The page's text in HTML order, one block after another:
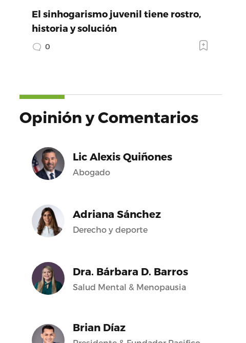
El sinhogarismo juvenil tiene rostro,
historia y solución
0
Opinión y Comentarios
Lic Alexis Quiñones
Abogado
Adriana Sánchez
Derecho y deporte
Dra. Bárbara D. Barros
Salud Mental & Menopausia
Brian Díaz